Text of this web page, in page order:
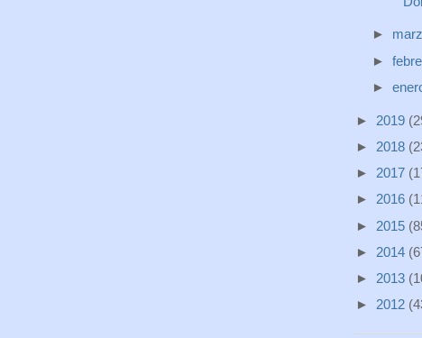
►
►
►
► 2019
► 2018
► 2017
► 2016
► 2015
► 2014
► 2013
► 2012